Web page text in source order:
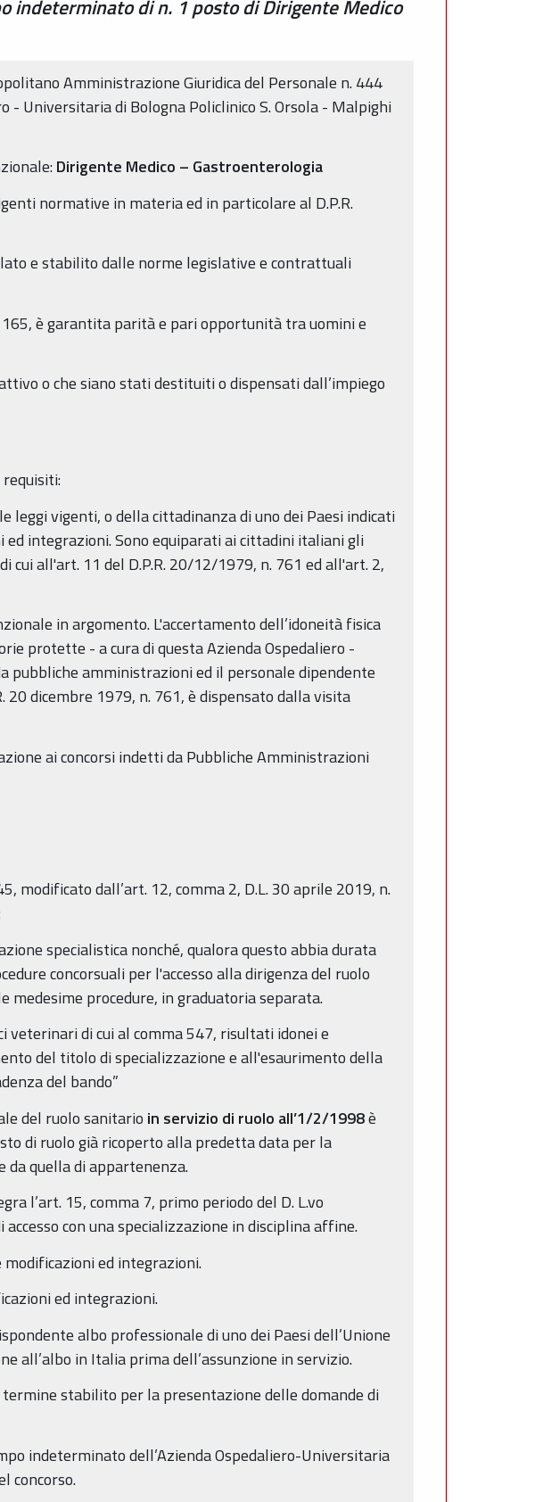
indeterminato di n. 1 posto di Dirigente Medico
Amministrazione Giuridica del Personale n. 444
Universitaria di Bologna Policlinico S. Orsola - Malpighi
Dirigente Medico – Gastroenterologia
normative in materia ed in particolare al D.P.R.
e stabilito dalle norme legislative e contrattuali
è garantita parità e pari opportunità tra uomini e
o che siano stati destituiti o dispensati dall’impiego
requisiti:
vigenti, o della cittadinanza di uno dei Paesi indicati
ed integrazioni. Sono equiparati ai cittadini italiani gli
all'art. 11 del D.P.R. 20/12/1979, n. 761 ed all'art. 2,
in argomento. L'accertamento dell’idoneità fisica
protette - a cura di questa Azienda Ospedaliero -
pubbliche amministrazioni ed il personale dipendente
20 dicembre 1979, n. 761, è dispensato dalla visita
ai concorsi indetti da Pubbliche Amministrazioni
modificato dall’art. 12, comma 2, D.L. 30 aprile 2019, n.
specialistica nonché, qualora questo abbia durata
concorsuali per l'accesso alla dirigenza del ruolo
procedure, in graduatoria separata.
veterinari di cui al comma 547, risultati idonei e
del titolo di specializzazione e all'esaurimento della
del bando”
del ruolo sanitario in servizio di ruolo all’1/2/1998è
di ruolo già ricoperto alla predetta data per la
da quella di appartenenza.
l’art. 15, comma 7, primo periodo del D. L.vo
con una specializzazione in disciplina affine.
ed integrazioni.
ed integrazioni.
albo professionale di uno dei Paesi dell’Unione
all’albo in Italia prima dell’assunzione in servizio.
stabilito per la presentazione delle domande di
indeterminato dell’Azienda Ospedaliero-Universitaria
concorso.